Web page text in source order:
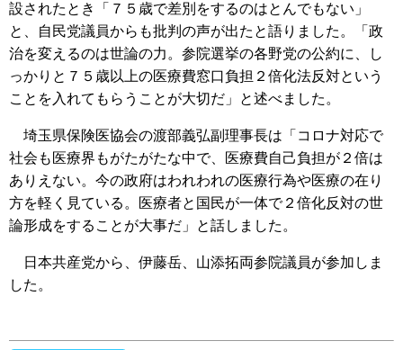
設されたとき「７５歳で差別をするのはとんでもない」
と、自民党議員からも批判の声が出たと語りました。「政
治を変えるのは世論の力。参院選挙の各野党の公約に、し
っかりと７５歳以上の医療費窓口負担２倍化法反対という
ことを入れてもらうことが大切だ」と述べました。
埼玉県保険医協会の渡部義弘副理事長は「コロナ対応で
社会も医療界もがたがたな中で、医療費自己負担が２倍は
ありえない。今の政府はわれわれの医療行為や医療の在り
方を軽く見ている。医療者と国民が一体で２倍化反対の世
論形成をすることが大事だ」と話しました。
日本共産党から、伊藤岳、山添拓両参院議員が参加しま
した。